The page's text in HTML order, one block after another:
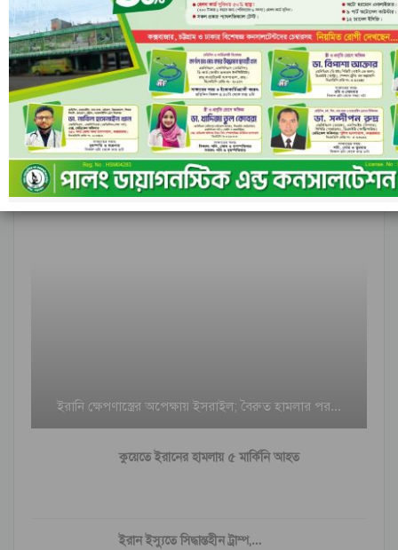
আগের পরবর্তী ১ এর ৬,৮৪৮
আন্তর্জাতিক
ইরানি ক্ষেপণাস্ত্রের অপেক্ষায় ইসরাইল; বৈরুত হামলার পর…
কুয়েতে ইরানের হামলায় ৫ মার্কিনি আহত
ইরান ইস্যুতে সিদ্ধান্তহীন ট্রাম্প,…